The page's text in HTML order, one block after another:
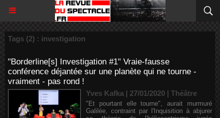
Tags (2) : investigation
"Borderline[s] Investigation #1" Vraie-fausse
conférence déjantée sur une planète qui ne tourne -
vraiment - pas rond !
Yves Kafka | 27/01/2020 | Théâtre
"Et pourtant elle tourne", aurait murmuré
Galilée, contraint par l'Inquisition à abjurer